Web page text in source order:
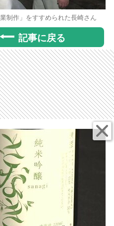
制作」をすすめられた長崎さん
記事に戻る